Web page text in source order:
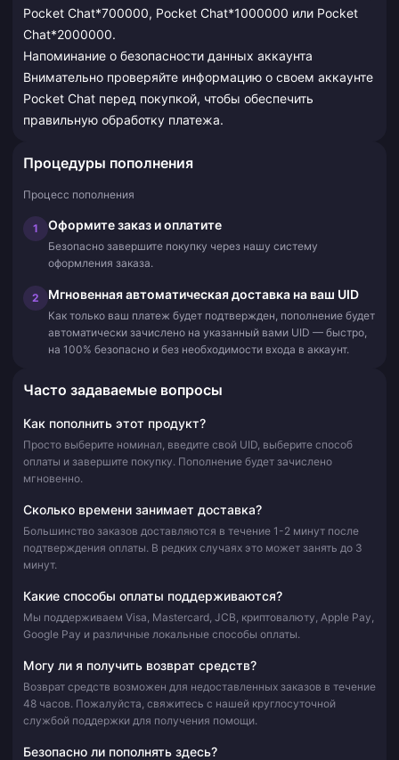
Pocket Chat*700000, Pocket Chat*1000000 или Pocket
Chat*2000000.
Напоминание о безопасности данных аккаунта
Внимательно проверяйте информацию о своем аккаунте
Pocket Chat перед покупкой, чтобы обеспечить
правильную обработку платежа.
Процедуры пополнения
Процесс пополнения
1 Оформите заказ и оплатите
Безопасно завершите покупку через нашу систему
оформления заказа.
2 Мгновенная автоматическая доставка на ваш UID
Как только ваш платеж будет подтвержден, пополнение будет
автоматически зачислено на указанный вами UID — быстро,
на 100% безопасно и без необходимости входа в аккаунт.
Часто задаваемые вопросы
Как пополнить этот продукт?
Просто выберите номинал, введите свой UID, выберите способ
оплаты и завершите покупку. Пополнение будет зачислено
мгновенно.
Сколько времени занимает доставка?
Большинство заказов доставляются в течение 1-2 минут после
подтверждения оплаты. В редких случаях это может занять до 3
минут.
Какие способы оплаты поддерживаются?
Мы поддерживаем Visa, Mastercard, JCB, криптовалюту, Apple Pay,
Google Pay и различные локальные способы оплаты.
Могу ли я получить возврат средств?
Возврат средств возможен для недоставленных заказов в течение
48 часов. Пожалуйста, свяжитесь с нашей круглосуточной
службой поддержки для получения помощи.
Безопасно ли пополнять здесь?